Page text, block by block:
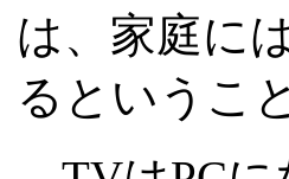
は、家庭に
るというこ